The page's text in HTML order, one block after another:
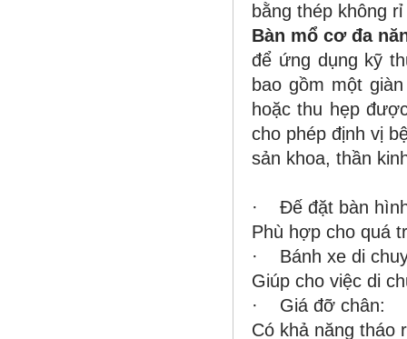
bằng thép không
Bàn mổ cơ đa
để ứng dụng kỹ
bao gồm một
hoặc thu hẹp
cho phép định vị
sản khoa, thần
· Đế đặt bàn
Phù hợp cho quá
· Bánh xe di
Giúp cho việc di
· Giá đỡ chân:
Có khả năng tháo